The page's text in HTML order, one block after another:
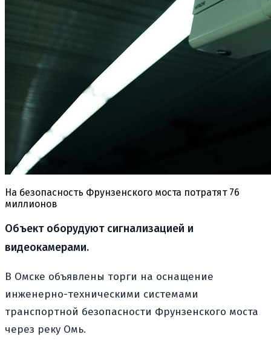
На безопасность Фрунзенского моста потратят 76
миллионов
Объект оборудуют сигнализацией и
видеокамерами.
В Омске объявлены торги на оснащение
инженерно-техническими системами
транспортной безопасности Фрунзенского моста
через реку Омь.